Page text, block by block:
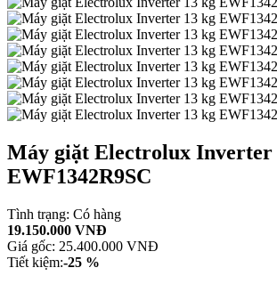
Máy giặt Electrolux Inverter
EWF1342R9SC
Tình trạng: Có hàng
19.150.000 VNĐ
Giá gốc: 25.400.000 VNĐ
Tiết kiệm:-25 %